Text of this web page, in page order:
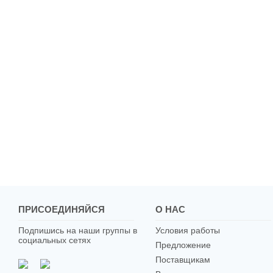
ПРИСОЕДИНЯЙСЯ
Подпишись на наши группы в
социальных сетях
О НАС
Условия работы
Предложение
Поставщикам